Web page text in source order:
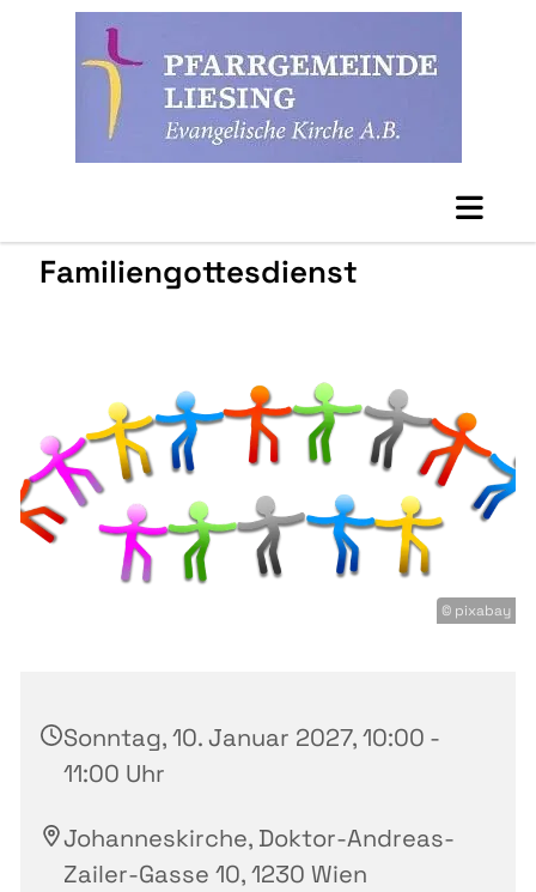
Familiengottesdienst
© pixabay
Sonntag, 10. Januar 2027, 10:00 -
11:00 Uhr
Johanneskirche, Doktor-Andreas-
Zailer-Gasse 10, 1230 Wien